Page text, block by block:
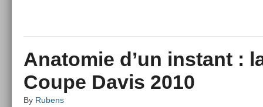
Anatomie d’un instant :
Coupe Davis 2010
By Rubens